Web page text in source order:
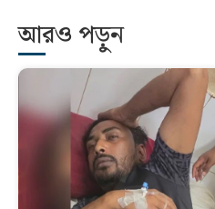
আরও পড়ুন